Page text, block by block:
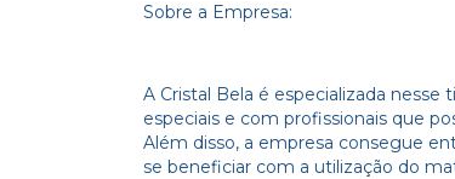
Sobre a Empresa:
A Cristal Bela é especializada
especiais e com profissionais que
Além disso, a empresa consegue
se beneficiar com a utilização do